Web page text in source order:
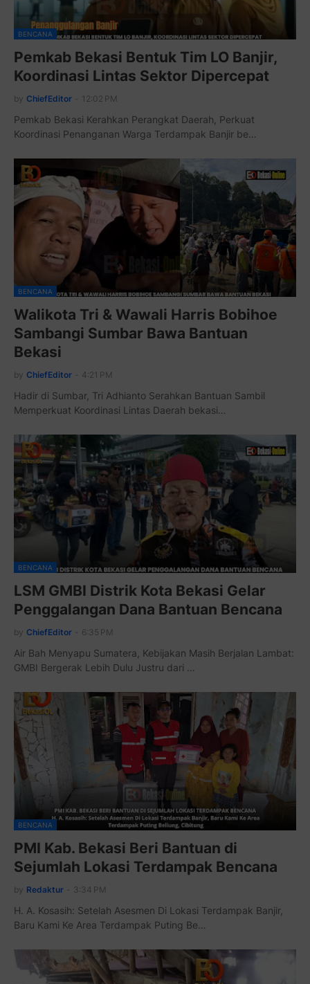
BENCANA
Pemkab Bekasi Bentuk Tim LO Banjir,
Koordinasi Lintas Sektor Dipercepat
by ChiefEditor 12:02 PM
Pemkab Bekasi Kerahkan Perangkat Daerah, Perkuat
Koordinasi Penanganan Warga Terdampak Banjir be…
BENCANA
Walikota Tri & Wawali Harris Bobihoe
Sambangi Sumbar Bawa Bantuan
Bekasi
by ChiefEditor 4:21 PM
Hadir di Sumbar, Tri Adhianto Serahkan Bantuan Sambil
Memperkuat Koordinasi Lintas Daerah bekasi…
BENCANA
LSM GMBI Distrik Kota Bekasi Gelar
Penggalangan Dana Bantuan Bencana
by ChiefEditor 6:35 PM
Air Bah Menyapu Sumatera, Kebijakan Masih Berjalan Lambat:
GMBI Bergerak Lebih Dulu Justru dari …
BENCANA
PMI Kab. Bekasi Beri Bantuan di
Sejumlah Lokasi Terdampak Bencana
by Redaktur 3:34 PM
H. A. Kosasih: Setelah Asesmen Di Lokasi Terdampak Banjir,
Baru Kami Ke Area Terdampak Puting Be…